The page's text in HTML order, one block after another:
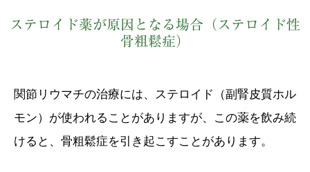
ステロイド薬が原因となる場合（ステロイド性
骨粗鬆症）
関節リウマチの治療には、ステロイド（副腎皮質ホル
モン）が使われることがありますが、この薬を飲み続
けると、骨粗鬆症を引き起こすことがあります。